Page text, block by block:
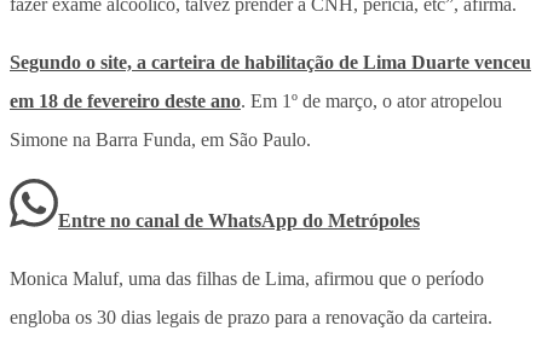
Segundo o site, a carteira de habilitação de Lima Duarte venceu
em 18 de fevereiro deste ano. Em 1º de março, o ator atropelou
Simone na Barra Funda, em São Paulo.
Entre no canal de WhatsApp do Metrópoles
Monica Maluf, uma das filhas de Lima, afirmou que o período
engloba os 30 dias legais de prazo para a renovação da carteira.